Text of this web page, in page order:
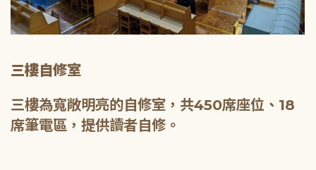
三樓自修室
三樓為寬敞明亮的自修室，共450席座位、18
席筆電區，提供讀者自修。